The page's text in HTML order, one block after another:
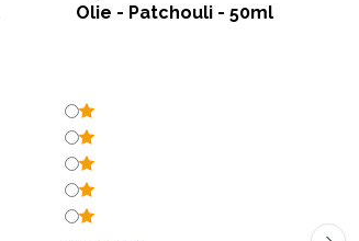
Olie - Patchouli - 50ml